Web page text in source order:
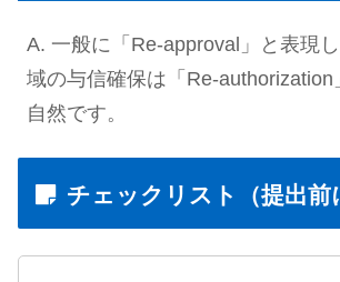
A. 一般に「Re-approval」と表現
域の与信確保は「Re-authorization
自然です。
チェックリスト（提出前